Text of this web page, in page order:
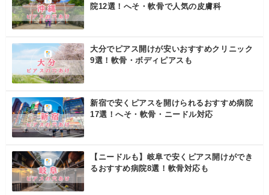
院12選！へそ・軟骨で人気の皮膚科
大分でピアス開けが安いおすすめクリニック
9選！軟骨・ボディピアスも
新宿で安くピアスを開けられるおすすめ病院
17選！へそ・軟骨・ニードル対応
【ニードルも】岐阜で安くピアス開けができ
るおすすめ病院8選！軟骨対応も